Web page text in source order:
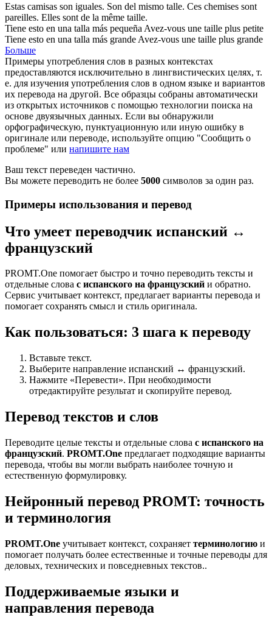
Estas camisas son iguales. Son del mismo talle. Ces chemises sont
pareilles. Elles sont de la même taille.
Tiene esto en una talla más pequeña Avez-vous une taille plus petite
Tiene esto en una talla más grande Avez-vous une taille plus grande
Больше
Примеры употребления слов в разных контекстах
предоставляются исключительно в лингвистических целях, т.
е. для изучения употребления слов в одном языке и вариантов
их перевода на другой. Все образцы собраны автоматически
из открытых источников с помощью технологии поиска на
основе двуязычных данных. Если вы обнаружили
орфографическую, пунктуационную или иную ошибку в
оригинале или переводе, используйте опцию "Сообщить о
проблеме" или напишите нам
Ваш текст переведен частично.
Вы можете переводить не более 5000 символов за один раз.
Примеры использования и перевод
Что умеет переводчик испанский ↔
французский
PROMT.One помогает быстро и точно переводить тексты и
отдельные слова с испанского на французский и обратно.
Сервис учитывает контекст, предлагает варианты перевода и
помогает сохранять смысл и стиль оригинала.
Как пользоваться: 3 шага к переводу
Вставьте текст.
Выберите направление испанский ↔ французский.
Нажмите «Перевести». При необходимости
отредактируйте результат и скопируйте перевод.
Перевод текстов и слов
Переводите целые тексты и отдельные слова с испанского на
французский. PROMT.One предлагает подходящие варианты
перевода, чтобы вы могли выбрать наиболее точную и
естественную формулировку.
Нейронный перевод PROMT: точность
и терминология
PROMT.One учитывает контекст, сохраняет терминологию и
помогает получать более естественные и точные переводы для
деловых, технических и повседневных текстов..
Поддерживаемые языки и
направления перевода